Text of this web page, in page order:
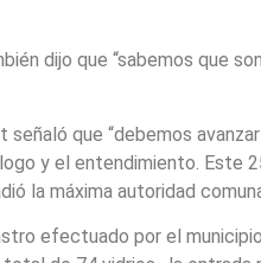
dijo que “sabemos que
señaló que “debemos
y el entendimiento. Este
la máxima autoridad
efectuado por el